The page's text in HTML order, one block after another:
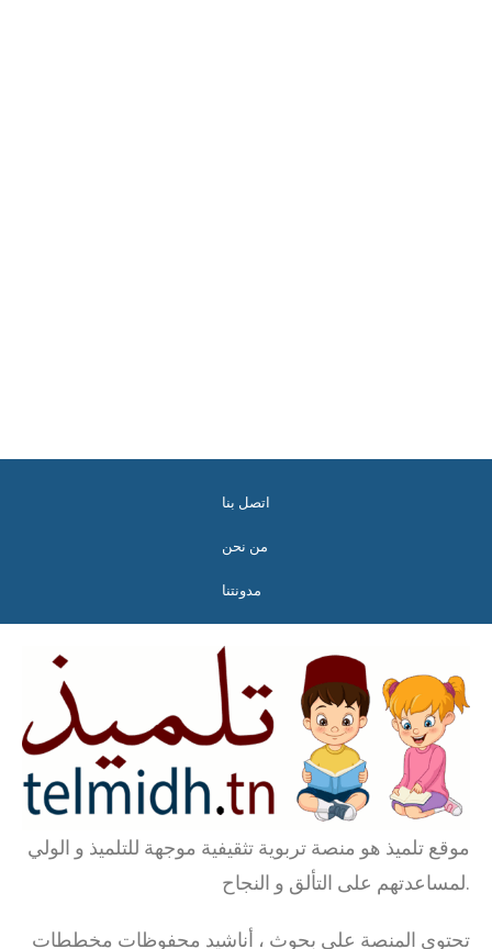
اتصل بنا
من نحن
مدونتنا
موقع تلميذ هو منصة تربوية تثقيفية موجهة للتلميذ و الولي
لمساعدتهم على التألق و النجاح.
تحتوي المنصة على بحوث ، أناشيد محفوظات مخططات